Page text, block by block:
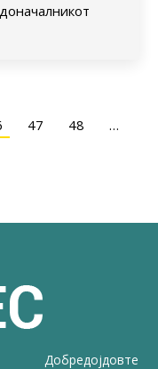
47 48
…
Добредојдовте